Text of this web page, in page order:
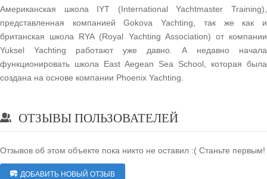
Американская школа IYT (International Yachtmaster Training),
представленная компанией Gokova Yachting, так же как и
британская школа RYA (Royal Yachting Association) от компании
Yuksel Yachting работают уже давно. А недавно начала
функционировать школа East Aegean Sea School, которая была
создана на основе компании Phoenix Yachting.
ОТЗЫВЫ ПОЛЬЗОВАТЕЛЕЙ
Отзывов об этом объекте пока никто не оставил :( Станьте первым!
ДОБАВИТЬ НОВЫЙ ОТЗЫВ